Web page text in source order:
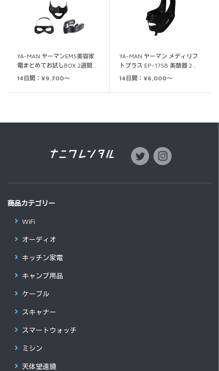
YA-MAN ヤーマンEMS美容家
電まとめてお試しBOX 2週間…
14日間：¥9,700～
YA-MAN ヤーマン メディリフ
トプラス EP-17SB 美顔器 2…
14日間：¥6,000～
商品カテゴリー
WiFi
オーディオ
キッチン家電
キャンプ用品
ケーブル
スキャナー
スマートウォッチ
ミシン
天体望遠鏡